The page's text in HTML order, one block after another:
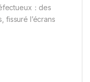
：des
fissuré l’écrans